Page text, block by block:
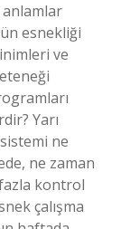
anlamlar
esnekliği
ve
Yarı
ne
ne zaman
fazla kontrol
çalışma